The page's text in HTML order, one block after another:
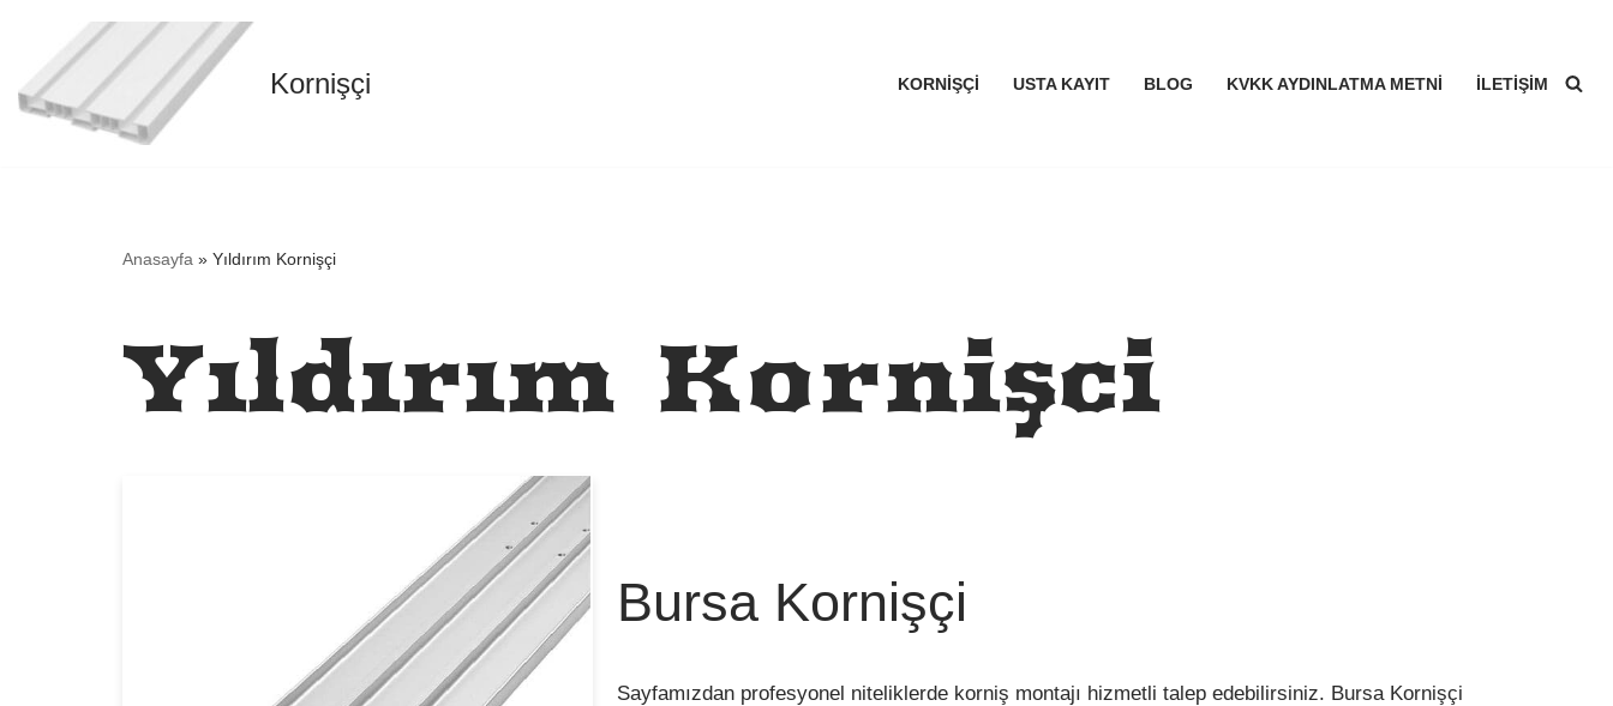
İçeriğe
geç
Kornişçi KORNIŞÇI USTA KAYIT BLOG KVKK AYDINLATMA METNI İLETIŞIM
Anasayfa » Yıldırım Kornişçi
Yıldırım Kornişçi
Bursa Kornişçi
Sayfamızdan profesyonel niteliklerde korniş montajı hizmetli talep edebilirsiniz. Bursa Kornişçi